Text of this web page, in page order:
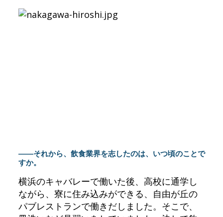
――それから、飲食業界を志したのは、いつ頃のことで
すか。
横浜のキャバレーで働いた後、高校に通学し
ながら、寮に住み込みができる、自由が丘の
パブレストランで働きだしました。そこで、